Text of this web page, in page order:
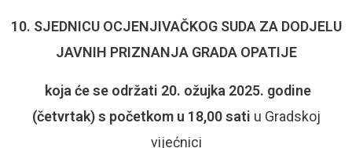
10. SJEDNICU OCJENJIVAČKOG SUDA ZA DODJELU
JAVNIH PRIZNANJA GRADA OPATIJE
koja će se održati 20. ožujka 2025. godine
(četvrtak) s početkom u 18,00 sati u Gradskoj
vijećnici